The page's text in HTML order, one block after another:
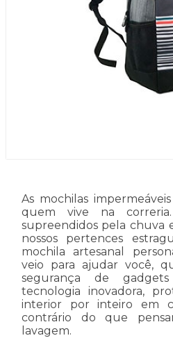
As mochilas
quem vive na
supreendidos pela chuva
nossos pertences
mochila artesanal
veio para ajudar você,
segurança de
tecnologia inovadora,
interior por inteiro em
contrário do que
lavagem.